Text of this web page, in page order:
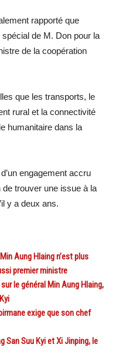
rapporté que
de M. Don pour la
de la coopération
que les transports, le
rural et la connectivité
humanitaire dans la
engagement accru
trouver une issue à la
y a deux ans.
Aung Hlaing n’est plus
premier ministre
le général Min Aung Hlaing,
exige que son chef
San Suu Kyi et Xi Jinping, le